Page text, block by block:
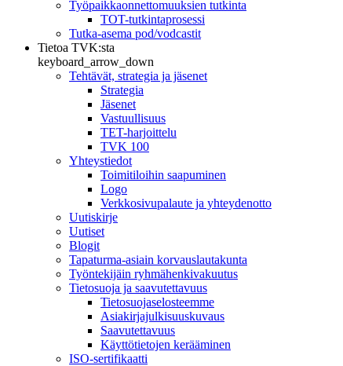
Työpaikkaonnettomuuksien tutkinta
TOT-tutkintaprosessi
Tutka-asema pod/vodcastit
Tietoa TVK:sta
keyboard_arrow_down
Tehtävät, strategia ja jäsenet
Strategia
Jäsenet
Vastuullisuus
TET-harjoittelu
TVK 100
Yhteystiedot
Toimitiloihin saapuminen
Logo
Verkkosivupalaute ja yhteydenotto
Uutiskirje
Uutiset
Blogit
Tapaturma-asiain korvauslautakunta
Työntekijäin ryhmähenkivakuutus
Tietosuoja ja saavutettavuus
Tietosuojaselosteemme
Asiakirjajulkisuuskuvaus
Saavutettavuus
Käyttötietojen kerääminen
ISO-sertifikaatti